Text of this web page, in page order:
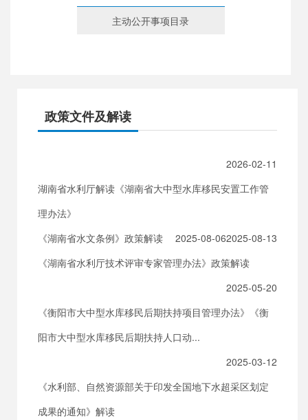
主动公开事项目录
政策文件及解读
2026-02-11
湖南省水利厅解读《湖南省大中型水库移民安置工作管
理办法》
2025-08-13
《湖南省水文条例》政策解读
2025-08-06
《湖南省水利厅技术评审专家管理办法》政策解读
2025-05-20
《衡阳市大中型水库移民后期扶持项目管理办法》《衡
阳市大中型水库移民后期扶持人口动...
2025-03-12
《水利部、自然资源部关于印发全国地下水超采区划定
成果的通知》解读